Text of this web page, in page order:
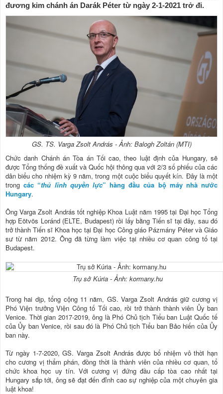
đương kim chánh án Darák Péter từ ngày 2-1-2021 trở đi.
GS. TS. Varga Zsolt András - Ảnh: Balogh Zoltán (MTI)
Chức danh Chánh án Tòa án Tối cao, theo luật định của Hungary, sẽ
được Tổng thống đề xuất và Quốc hội thông qua với 2/3 số phiếu của các
dân biểu cho nhiệm kỳ 9 năm, trong một cuộc biểu quyết kín. Đây là một
trongcác “thủ lĩnh quyền lực” hàng đầu của bộ máy nhà nước
Hungary.
Ông Varga Zsolt András tốt nghiệp Khoa Luật năm 1995 tại Đại học Tổng
hợp Eötvös Loránd (ELTE, Budapest) rồi lấy bằng Tiến sĩ tại đây, sau đó
trở thành Tiến sĩ Khoa học tại Đại học Công giáo Pázmány Péter và Giáo
sư từ năm 2012. Ông đã từng làm việc tại nhiều cơ quan công tố tại
Budapest.
Trụ sở Kúria - Ảnh: kormany.hu
Trong hai dịp, tổng cộng 11 năm, GS. Varga Zsolt András giữ cương vị
Phó Viện trưởng Viện Công tố Tối cao, rồi trở thành thành viên Ủy ban
Venice. Thời gian 2017-2019, ông là Phó Chủ tịch Tiểu ban Luật Quốc tế
của Ủy ban Venice, rồi sau đó là Phó Chủ tịch Tiểu ban Bảo hiến của Ủy
ban này.
Từ ngày 1-7-2020, GS. Varga Zsolt András được bổ nhiệm vô thời hạn
cho cương vị thẩm phán, đồng thời là thành viên của nhiều cơ quan, tổ
chức khoa học uy tín. Với cương vị đứng đầu cấp tòa cao nhất tại
Hungary sắp tới, ông sẽ đạt đến đỉnh cao sự nghiệp của một chuyên gia
luật khoa!